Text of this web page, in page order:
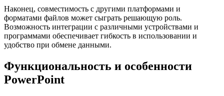
Наконец, совместимость с другими платформами и
форматами файлов может сыграть решающую роль.
Возможность интеграции с различными устройствами и
программами обеспечивает гибкость в использовании и
удобство при обмене данными.
Функциональность и особенности
PowerPoint